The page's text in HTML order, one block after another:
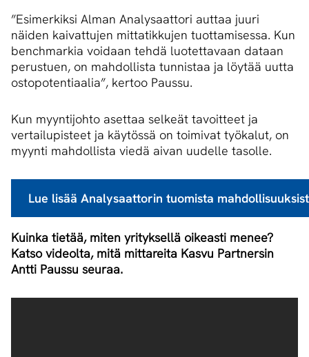
”Esimerkiksi Alman Analysaattori auttaa juuri
näiden kaivattujen mittatikkujen tuottamisessa. Kun
benchmarkia voidaan tehdä luotettavaan dataan
perustuen, on mahdollista tunnistaa ja löytää uutta
ostopotentiaalia”, kertoo Paussu.
Kun myyntijohto asettaa selkeät tavoitteet ja
vertailupisteet ja käytössä on toimivat työkalut, on
myynti mahdollista viedä aivan uudelle tasolle.
Lue lisää Analysaattorin tuomista
Kuinka tietää, miten yrityksellä oikeasti menee?
Katso videolta, mitä mittareita Kasvu Partnersin
Antti Paussu seuraa.